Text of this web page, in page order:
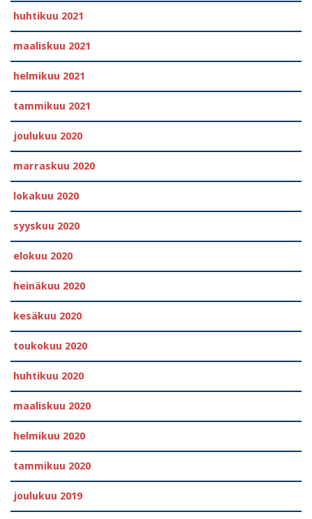
huhtikuu 2021
maaliskuu 2021
helmikuu 2021
tammikuu 2021
joulukuu 2020
marraskuu 2020
lokakuu 2020
syyskuu 2020
elokuu 2020
heinäkuu 2020
kesäkuu 2020
toukokuu 2020
huhtikuu 2020
maaliskuu 2020
helmikuu 2020
tammikuu 2020
joulukuu 2019